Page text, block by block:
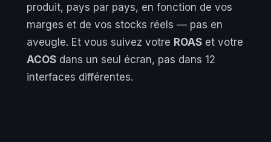
produit, pays par pays, en fonction de vos
marges et de vos stocks réels — pas en
aveugle. Et vous suivez votre ROAS et votre
ACOS dans un seul écran, pas dans 12
interfaces différentes.